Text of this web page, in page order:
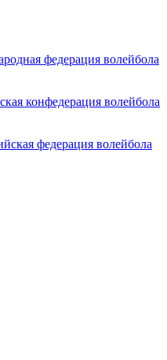
федерация волейбола
конфедерация волейбола
федерация волейбола